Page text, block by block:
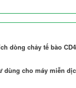
dòng chảy tế bào CD4
dùng cho máy miễn